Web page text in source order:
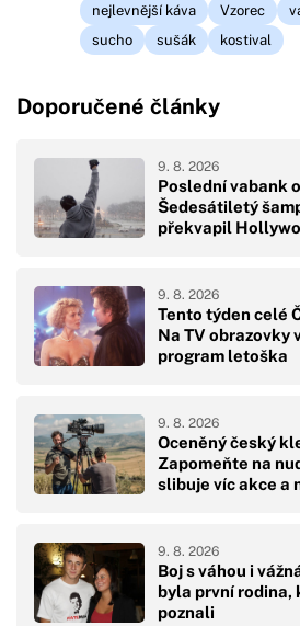
nejlevnější káva
Vzorec
sucho
sušák kostival
Doporučené články
Poslední vabank
Šedesátiletý
překvapil
9. 8. 2026
Tento týden celé
Na TV obrazovky
program letoška
9. 8. 2026
Oceněný český
Zapomeňte na
slibuje víc akce a
9. 8. 2026
Boj s váhou i
byla první rodina,
poznali
9. 8. 2026